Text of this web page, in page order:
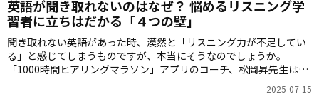
英語が聞き取れないのはなぜ？ 悩めるリスニング学
習者に立ちはだかる「４つの壁」
聞き取れない英語があった時、漠然と「リスニング力が不足してい
る」と感じてしまうものですが、本当にそうなのでしょうか。
「1000時間ヒアリングマラソン」アプリのコーチ、松岡昇先生は、
2025-07-15